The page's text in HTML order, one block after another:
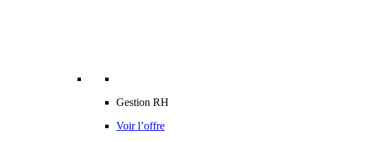
Gestion RH
Voir l’offre